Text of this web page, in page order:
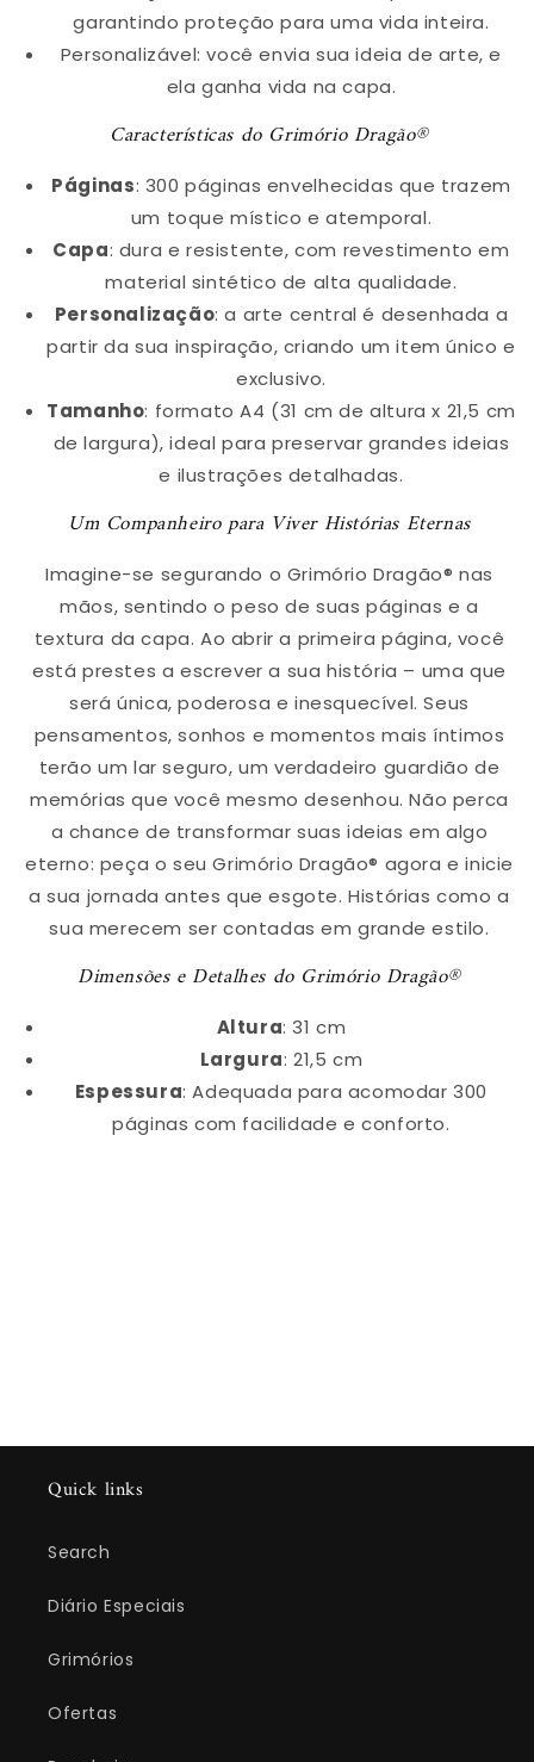
garantindo proteção para uma vida inteira.
Personalizável: você envia sua ideia de arte, e
ela ganha vida na capa.
Características do Grimório Dragão®
Páginas: 300 páginas envelhecidas que trazem
um toque místico e atemporal.
Capa: dura e resistente, com revestimento em
material sintético de alta qualidade.
Personalização: a arte central é desenhada a
partir da sua inspiração, criando um item único e
exclusivo.
Tamanho: formato A4 (31 cm de altura x 21,5 cm
de largura), ideal para preservar grandes ideias
e ilustrações detalhadas.
Um Companheiro para Viver Histórias Eternas
Imagine-se segurando o Grimório Dragão® nas
mãos, sentindo o peso de suas páginas e a
textura da capa. Ao abrir a primeira página, você
está prestes a escrever a sua história – uma que
será única, poderosa e inesquecível. Seus
pensamentos, sonhos e momentos mais íntimos
terão um lar seguro, um verdadeiro guardião de
memórias que você mesmo desenhou. Não perca
a chance de transformar suas ideias em algo
eterno: peça o seu Grimório Dragão® agora e inicie
a sua jornada antes que esgote. Histórias como a
sua merecem ser contadas em grande estilo.
Dimensões e Detalhes do Grimório Dragão®
Altura: 31 cm
Largura: 21,5 cm
Espessura: Adequada para acomodar 300
páginas com facilidade e conforto.
Quick links
Search
Diário Especiais
Grimórios
Ofertas